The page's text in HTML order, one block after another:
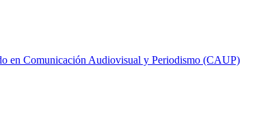
en Comunicación Audiovisual y Periodismo (CAUP)